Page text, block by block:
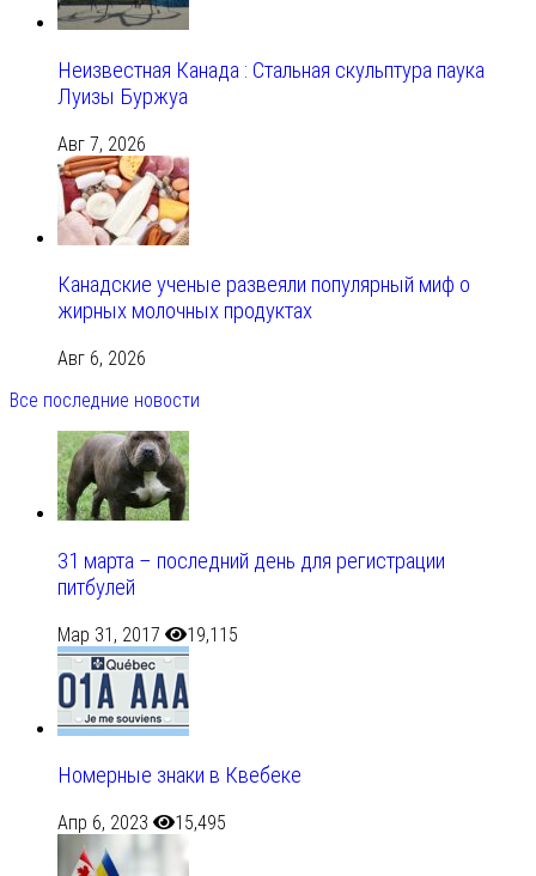
Неизвестная Канада : Стальная скульптура паука
Луизы Буржуа
Авг 7, 2026
Канадские ученые развеяли популярный миф о
жирных молочных продуктах
Авг 6, 2026
Все последние новости
31 марта – последний день для регистрации
питбулей
Мар 31, 2017 19,115
Номерные знаки в Квебеке
Апр 6, 2023 15,495